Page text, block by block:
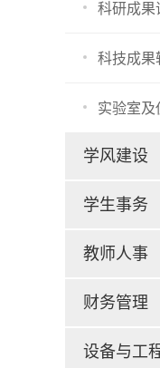
科研成果
科技成果
实验室及
学风建设
学生事务
教师人事
财务管理
设备与工